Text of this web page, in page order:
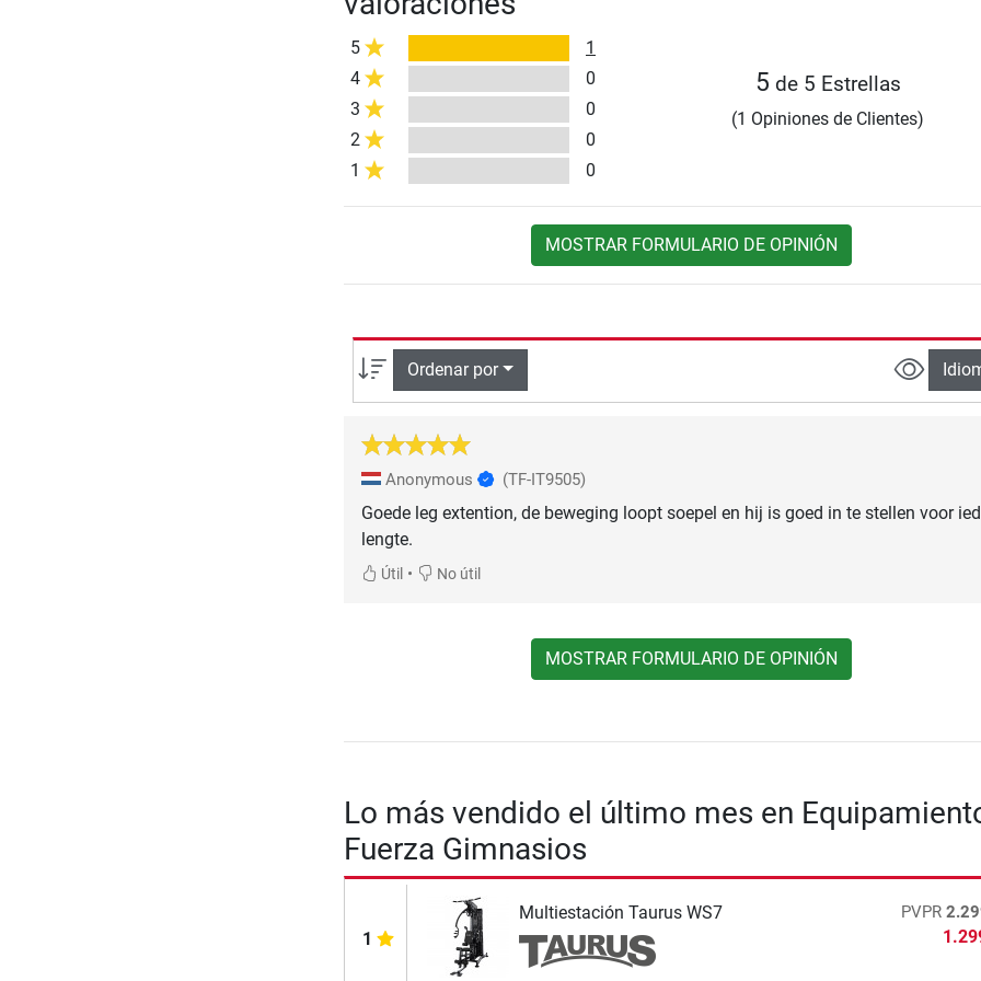
5
1
4
0
3
0
2
0
1
0
5 de 5 Estrellas
(1 Opiniones de Clientes)
MOSTRAR FORMULARIO DE OPINIÓN
Ordenar por
Anonymous (TF-IT9505)
Goede leg extention, de beweging loopt soepel en hij is goed in te stellen voor
lengte.
Útil• No útil
MOSTRAR FORMULARIO DE OPINIÓN
Lo más vendido el último mes en
Fuerza Gimnasios
1
Multiestación Taurus WS7 PVPR